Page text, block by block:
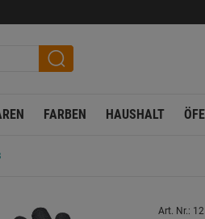
FARBEN HAUSHALT
Art. Nr.: